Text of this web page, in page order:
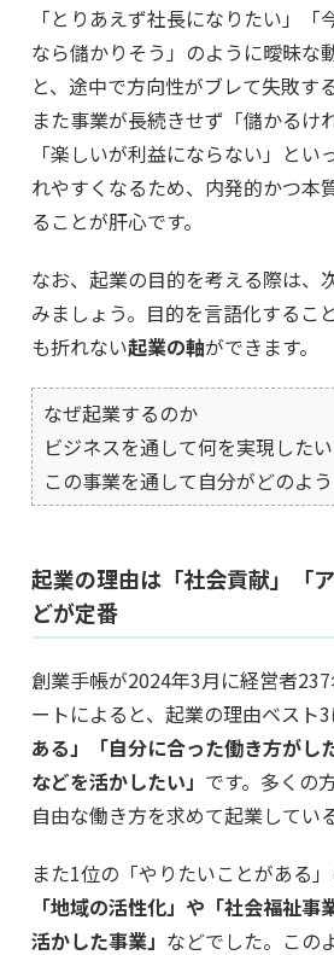
「とりあえず社長になりたい」「
なら儲かりそう」のように曖昧な
と、途中で方向性がブレて失敗す
また事業が長続きせず「儲かるけ
「楽しいが利益にならない」とい
れやすくなるため、内発的かつ本
ることが肝心です。
なお、起業の目的を考える際は、
みましょう。目的を言語化するこ
も折れない起業の軸ができます。
なぜ起業するのか
ビジネスを通して何を実現した
この事業を通して自分がどのよ
起業の理由は「社会貢献」「
どが定番
創業手帳が2024年3月に経営者
ートによると、起業の理由ベスト
ある」「自分に合った働き方がし
などを活かしたい」 です。多くの
自由な働き方を求めて起業してい
また1位の「やりたいことがある」
「地域の活性化」や「社会福祉事
活かした事業」 などでした。この